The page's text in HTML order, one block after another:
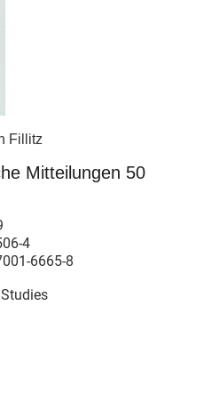
Fillitz
Mitteilungen 50
4
6665-8